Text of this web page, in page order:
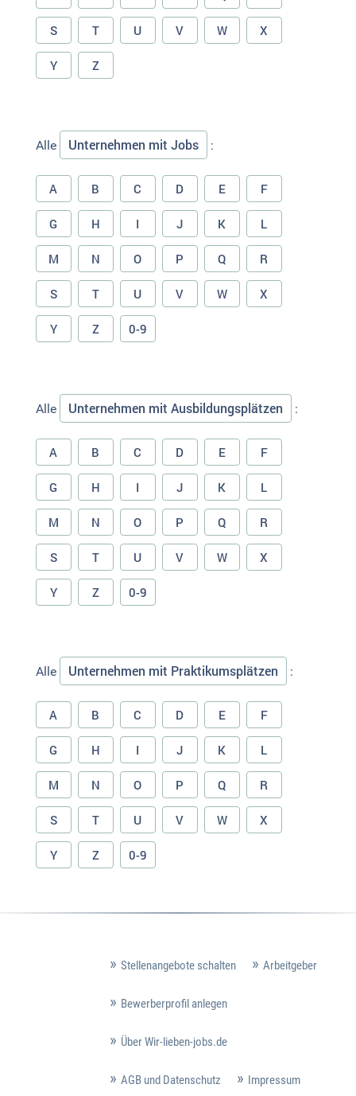
S T U V W X
Y Z
Alle Unternehmen mit Jobs :
A B C D E F
G H I J K L
M N O P Q R
S T U V W X
Y Z 0-9
Alle Unternehmen mit Ausbildungsplätzen :
A B C D E F
G H I J K L
M N O P Q R
S T U V W X
Y Z 0-9
Alle Unternehmen mit Praktikumsplätzen :
A B C D E F
G H I J K L
M N O P Q R
S T U V W X
Y Z 0-9
Stellenangebote schalten Arbeitgeber
Bewerberprofil anlegen
Über Wir-lieben-jobs.de
AGB und Datenschutz Impressum